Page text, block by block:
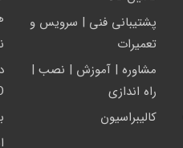
پشتيباني فني | سرويس و
تعمیرات
مشاوره | آموزش | نصب |
راه اندازی
کالیبراسیون